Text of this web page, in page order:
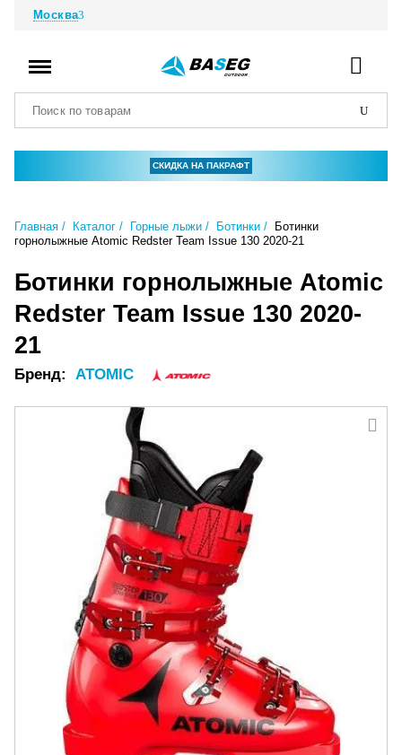
Москва
СКИДКА НА ПАКРАФТ
Главная Каталог Горные лыжи Ботинки
Ботинки
горнолыжные Atomic Redster Team Issue 130 2020-21
Ботинки горнолыжные Atomic
Redster Team Issue 130 2020-
21
Бренд: ATOMIC